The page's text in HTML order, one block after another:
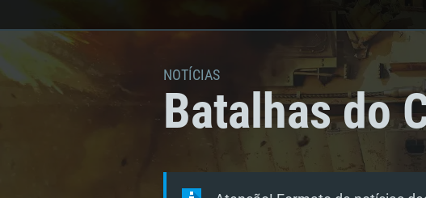
NOTÍCIAS
Batalhas do